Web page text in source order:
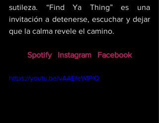
sutileza. “Find Ya Thing” es una
invitación a detenerse, escuchar y dejar
que la calma revele el camino.
Spotify Instagram Facebook
https://youtu.be/vAAEfeWlPIQ